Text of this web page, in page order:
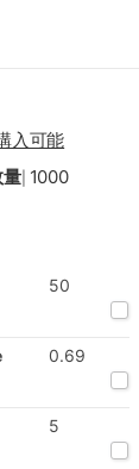
入可能
量| 1000
50
0.69
5